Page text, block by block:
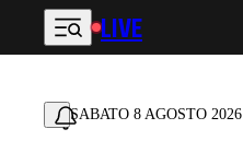
Vai al contenuto principale
LIVE
SABATO 8 AGOSTO 2026